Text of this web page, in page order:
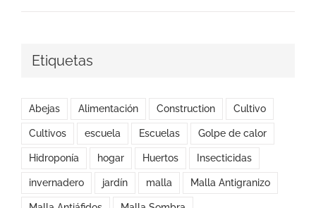
Etiquetas
Abejas Alimentación Construction Cultivo
Cultivos escuela Escuelas Golpe de calor
Hidroponía hogar Huertos Insecticidas
invernadero jardín malla Malla Antigranizo